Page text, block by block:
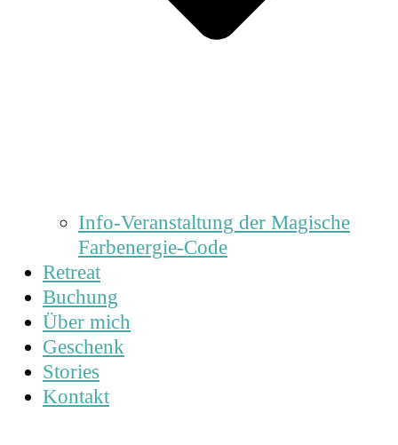
Info-Veranstaltung der Magische
Farbenergie-Code
Retreat
Buchung
Über mich
Geschenk
Stories
Kontakt